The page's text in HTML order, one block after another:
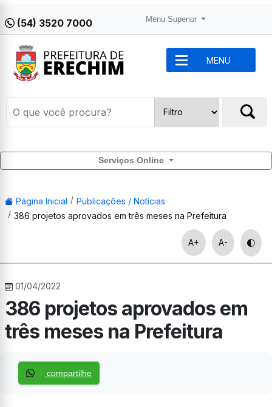
(54) 3520 7000 Menu Superior
MENU
Serviços Online
Página Inicial
Publicações / Notícias
386 projetos aprovados em três meses na Prefeitura
A+ A-
01/04/2022
386 projetos aprovados em
três meses na Prefeitura
compartilhe